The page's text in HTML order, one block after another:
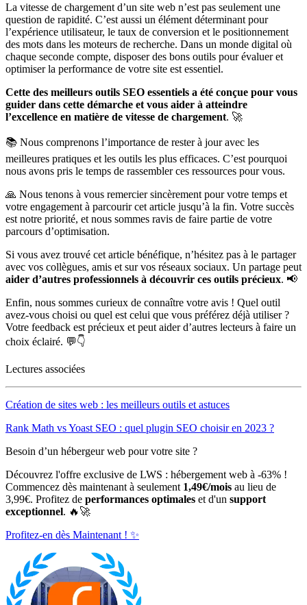
La vitesse de chargement d’un site web n’est pas seulement une
question de rapidité. C’est aussi un élément déterminant pour
l’expérience utilisateur, le taux de conversion et le positionnement
des mots dans les moteurs de recherche. Dans un monde digital où
chaque seconde compte, disposer des bons outils pour évaluer et
optimiser la performance de votre site est essentiel.
Cette des meilleurs outils SEO essentiels a été conçue pour vous
guider dans cette démarche et vous aider à atteindre
l’excellence en matière de vitesse de chargement. 🚀
📚 Nous comprenons l’importance de rester à jour avec les
meilleures pratiques et les outils les plus efficaces. C’est pourquoi
nous avons pris le temps de rassembler ces ressources pour vous.
🙏 Nous tenons à vous remercier sincèrement pour votre temps et
votre engagement à parcourir cet article jusqu’à la fin. Votre succès
est notre priorité, et nous sommes ravis de faire partie de votre
parcours d’optimisation.
Si vous avez trouvé cet article bénéfique, n’hésitez pas à le partager
avec vos collègues, amis et sur vos réseaux sociaux. Un partage peut
aider d’autres professionnels à découvrir ces outils précieux. 📢
Enfin, nous sommes curieux de connaître votre avis ! Quel outil
avez-vous choisi ou quel est celui que vous préférez déjà utiliser ?
Votre feedback est précieux et peut aider d’autres lecteurs à faire un
choix éclairé. 💬👇
Lectures associées
Création de sites web : les meilleurs outils et astuces
Rank Math vs Yoast SEO : quel plugin SEO choisir en 2023 ?
Besoin d’un hébergeur web pour votre site ?
Découvrez l'offre exclusive de LWS : hébergement web à -63% !
Commencez dès maintenant à seulement 1,49€/mois au lieu de
3,99€. Profitez de performances optimales et d'un support
exceptionnel. 🔥🚀
Profitez-en dès Maintenant ! ✨